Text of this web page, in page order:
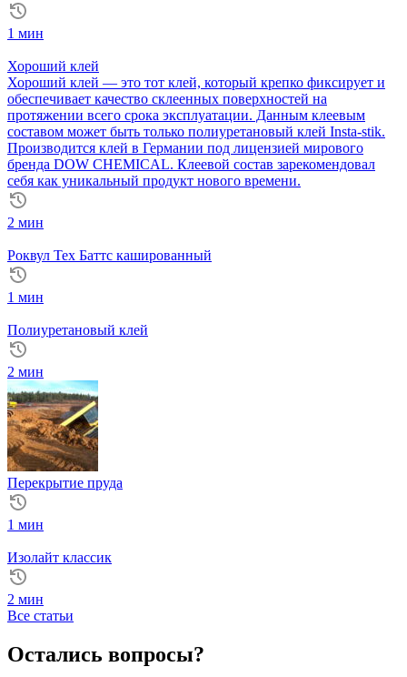
1 мин
Хороший клей
Хороший клей — это тот клей, который крепко фиксирует и
обеспечивает качество склеенных поверхностей на
протяжении всего срока эксплуатации. Данным клеевым
составом может быть только полиуретановый клей Insta-stik.
Производится клей в Германии под лицензией мирового
бренда DOW CHEMICAL. Клеевой состав зарекомендовал
себя как уникальный продукт нового времени.
2 мин
Роквул Тех Баттс кашированный
1 мин
Полиуретановый клей
2 мин
Перекрытие пруда
1 мин
Изолайт классик
2 мин
Все статьи
Остались вопросы?